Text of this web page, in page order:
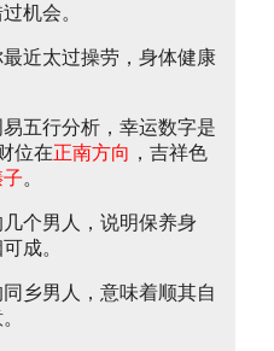
机会。
近太过操劳，身体健康
五行分析，幸运数字是
位在正南方向 ，吉祥色
。
个男人，说明保养身
成。
乡男人，意味着顺其自